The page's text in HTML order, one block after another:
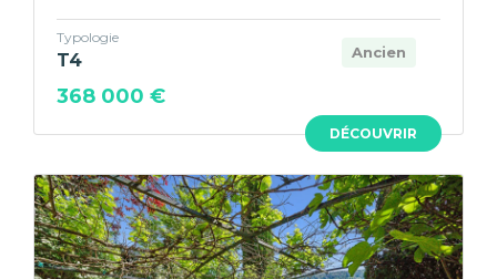
DÉCOUVRIR
Ancien
Typologie
T4
368 000 €